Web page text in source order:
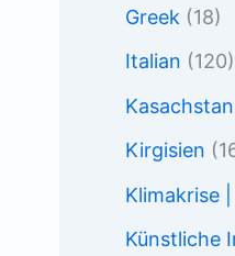
Greek (18)
Italian (120)
Kasachstan
Kirgisien
Klimakrise
Künstliche